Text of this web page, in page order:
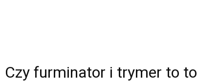
Czy furminator i trymer to to